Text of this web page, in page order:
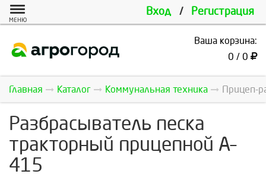
Вход / Регистрация
МЕНЮ
Ваша корзина:
0 / 0
Главная Каталог Коммунальная техника Прицеп-
Разбрасыватель песка
тракторный прицепной А–
415